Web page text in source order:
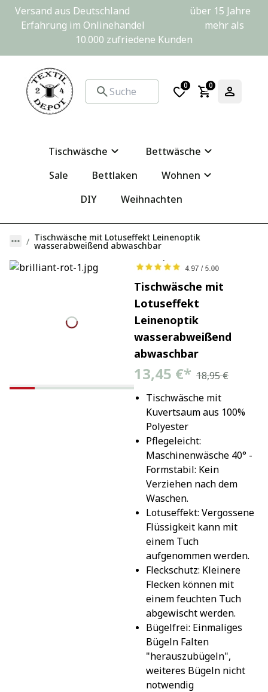
Versand aus Deutschland                         über 15 Jahre
Erfahrung im Onlinehandel                         mehr als
10.000 zufriedene Kunden
0 0
Tischwäsche
Bettwäsche
Sale
Bettlaken
Wohnen
DIY
Weihnachten
Tischwäsche mit Lotuseffekt Leinenoptik
wasserabweißend abwaschbar
Tischwäsche mit
Lotuseffekt
Leinenoptik
wasserabweißend
abwaschbar
13,45 €* 18,95 €
Tischwäsche mit
Kuvertsaum aus 100%
Polyester
Pflegeleicht:
Maschinenwäsche 40° -
Formstabil: Kein
Verziehen nach dem
Waschen.
Lotuseffekt: Vergossene
Flüssigkeit kann mit
einem Tuch
aufgenommen werden.
Fleckschutz: Kleinere
Flecken können mit
einem feuchten Tuch
abgewischt werden.
Bügelfrei: Einmaliges
Bügeln Falten
"herauszubügeln",
weiteres Bügeln nicht
notwendig